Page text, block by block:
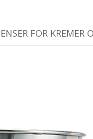
FOR KREMER